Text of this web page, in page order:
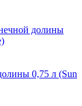
0,75 л (Sun